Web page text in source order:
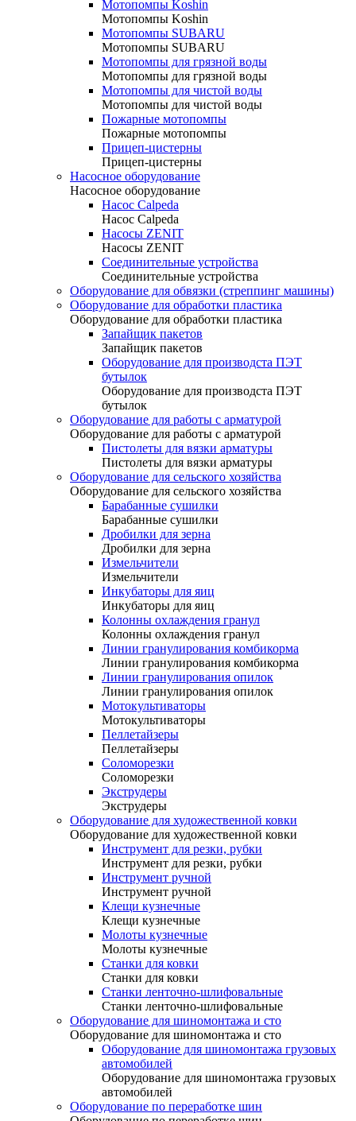
Мотопомпы Koshin
Мотопомпы Koshin
Мотопомпы SUBARU
Мотопомпы SUBARU
Мотопомпы для грязной воды
Мотопомпы для грязной воды
Мотопомпы для чистой воды
Мотопомпы для чистой воды
Пожарные мотопомпы
Пожарные мотопомпы
Прицеп-цистерны
Прицеп-цистерны
Насосное оборудование
Насосное оборудование
Насос Calpeda
Насос Calpeda
Насосы ZENIT
Насосы ZENIT
Соединительные устройства
Соединительные устройства
Оборудование для обвязки (стреппинг машины)
Оборудование для обработки пластика
Оборудование для обработки пластика
Запайщик пакетов
Запайщик пакетов
Оборудование для производста ПЭТ
бутылок
Оборудование для производста ПЭТ
бутылок
Оборудование для работы с арматурой
Оборудование для работы с арматурой
Пистолеты для вязки арматуры
Пистолеты для вязки арматуры
Оборудование для сельского хозяйства
Оборудование для сельского хозяйства
Барабанные сушилки
Барабанные сушилки
Дробилки для зерна
Дробилки для зерна
Измельчители
Измельчители
Инкубаторы для яиц
Инкубаторы для яиц
Колонны охлаждения гранул
Колонны охлаждения гранул
Линии гранулирования комбикорма
Линии гранулирования комбикорма
Линии гранулирования опилок
Линии гранулирования опилок
Мотокультиваторы
Мотокультиваторы
Пеллетайзеры
Пеллетайзеры
Соломорезки
Соломорезки
Экструдеры
Экструдеры
Оборудование для художественной ковки
Оборудование для художественной ковки
Инструмент для резки, рубки
Инструмент для резки, рубки
Инструмент ручной
Инструмент ручной
Клещи кузнечные
Клещи кузнечные
Молоты кузнечные
Молоты кузнечные
Станки для ковки
Станки для ковки
Станки ленточно-шлифовальные
Станки ленточно-шлифовальные
Оборудование для шиномонтажа и сто
Оборудование для шиномонтажа и сто
Оборудование для шиномонтажа грузовых
автомобилей
Оборудование для шиномонтажа грузовых
автомобилей
Оборудование по переработке шин